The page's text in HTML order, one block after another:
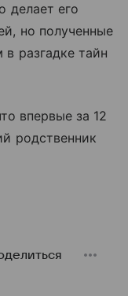
делает его
но полученные
разгадке тайн
впервые за 12
родственник